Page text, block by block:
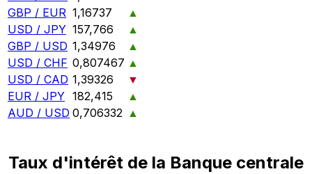
GBP / EUR 1,16737
▲
USD / JPY 157,766
▲
GBP / USD 1,34976
▲
USD / CHF 0,807467 ▲
USD / CAD 1,39326
▼
EUR / JPY 182,415
▲
AUD / USD 0,706332 ▲
Taux d'intérêt de la Banque centrale